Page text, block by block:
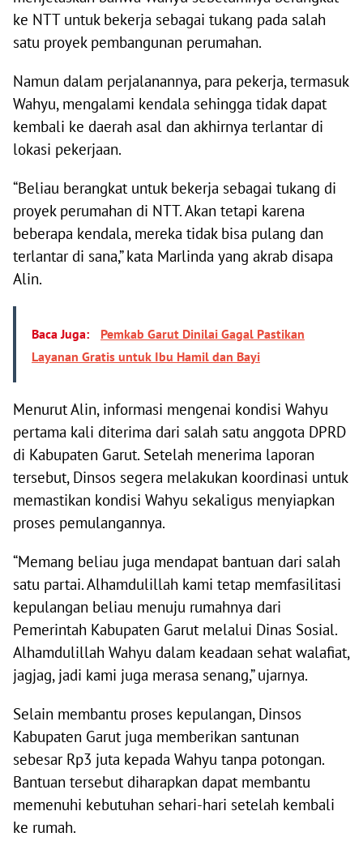
ke NTT untuk bekerja sebagai tukang pada salah
satu proyek pembangunan perumahan.
Namun dalam perjalanannya, para pekerja, termasuk
Wahyu, mengalami kendala sehingga tidak dapat
kembali ke daerah asal dan akhirnya terlantar di
lokasi pekerjaan.
“Beliau berangkat untuk bekerja sebagai tukang di
proyek perumahan di NTT. Akan tetapi karena
beberapa kendala, mereka tidak bisa pulang dan
terlantar di sana,” kata Marlinda yang akrab disapa
Alin.
Baca Juga:
Pemkab Garut Dinilai Gagal Pastikan
Layanan Gratis untuk Ibu Hamil dan Bayi
Menurut Alin, informasi mengenai kondisi Wahyu
pertama kali diterima dari salah satu anggota DPRD
di Kabupaten Garut. Setelah menerima laporan
tersebut, Dinsos segera melakukan koordinasi untuk
memastikan kondisi Wahyu sekaligus menyiapkan
proses pemulangannya.
“Memang beliau juga mendapat bantuan dari salah
satu partai. Alhamdulillah kami tetap memfasilitasi
kepulangan beliau menuju rumahnya dari
Pemerintah Kabupaten Garut melalui Dinas Sosial.
Alhamdulillah Wahyu dalam keadaan sehat walafiat,
jagjag, jadi kami juga merasa senang,” ujarnya.
Selain membantu proses kepulangan, Dinsos
Kabupaten Garut juga memberikan santunan
sebesar Rp3 juta kepada Wahyu tanpa potongan.
Bantuan tersebut diharapkan dapat membantu
memenuhi kebutuhan sehari-hari setelah kembali
ke rumah.